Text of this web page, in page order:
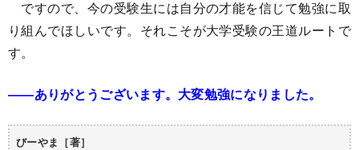
ですので、今の受験生には自分の才能を信じて勉強に取
り組んでほしいです。それこそが大学受験の王道ルートで
す。
――ありがとうございます。大変勉強になりました。
びーやま［著］